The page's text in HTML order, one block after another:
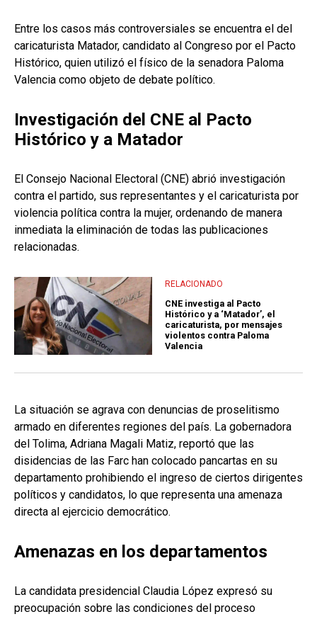
Entre los casos más controversiales se encuentra el del
caricaturista Matador, candidato al Congreso por el Pacto
Histórico, quien utilizó el físico de la senadora Paloma
Valencia como objeto de debate político.
Investigación del CNE al Pacto
Histórico y a Matador
El Consejo Nacional Electoral (CNE) abrió investigación
contra el partido, sus representantes y el caricaturista por
violencia política contra la mujer, ordenando de manera
inmediata la eliminación de todas las publicaciones
relacionadas.
RELACIONADO
CNE investiga al Pacto
Histórico y a ‘Matador’, el
caricaturista, por mensajes
violentos contra Paloma
Valencia
La situación se agrava con denuncias de proselitismo
armado en diferentes regiones del país. La gobernadora
del Tolima, Adriana Magali Matiz, reportó que las
disidencias de las Farc han colocado pancartas en su
departamento prohibiendo el ingreso de ciertos dirigentes
políticos y candidatos, lo que representa una amenaza
directa al ejercicio democrático.
Amenazas en los departamentos
La candidata presidencial Claudia López expresó su
preocupación sobre las condiciones del proceso